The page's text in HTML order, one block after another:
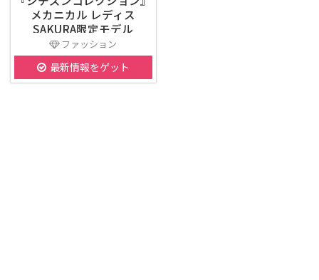
メカニカル レディス
SAKURA限定モデル
PC1014-60L
ファッション
最新情報をゲット